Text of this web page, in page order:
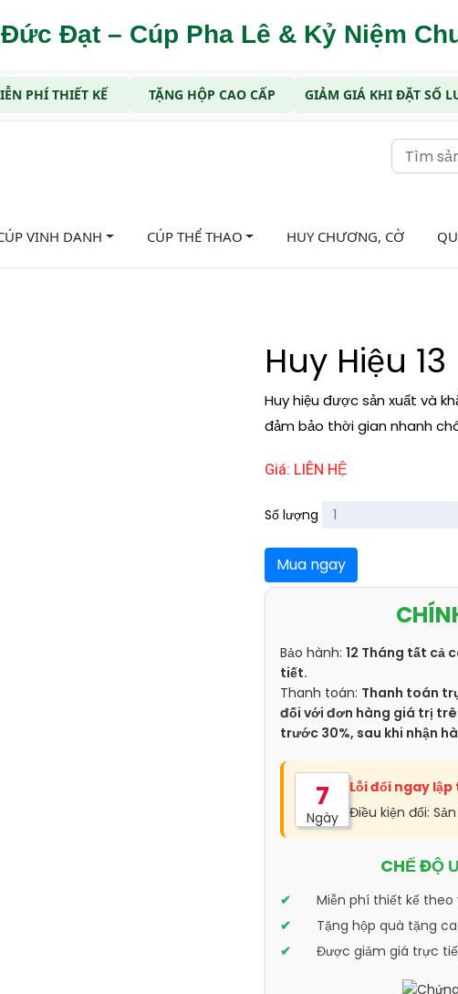
Đạt – Cúp Pha Lê & Kỷ Niệm
PHÍ THIẾT KẾ TẶNG HỘP CAO CẤP GIẢM GIÁ KHI ĐẶT SỐ
VINH DANH CÚP THỂ THAO HUY CHƯƠNG, CỜ
Huy Hiệu 13
Huy hiệu được sản xuất và
đảm bảo thời gian nhanh
Giá: LIÊN HỆ
Số lượng
Mua ngay
Bảo hành: 12 Tháng tất cả
tiết.
Thanh toán: Thanh toán
đối với đơn hàng giá trị
trước 30%, sau khi nhận
7
Ngày
Lỗi đổi ngay
Điều kiện đổi:
CHẾ ĐỘ
Miễn phí thiết kế theo
Tặng hộp quà tặng
Được giảm giá trực